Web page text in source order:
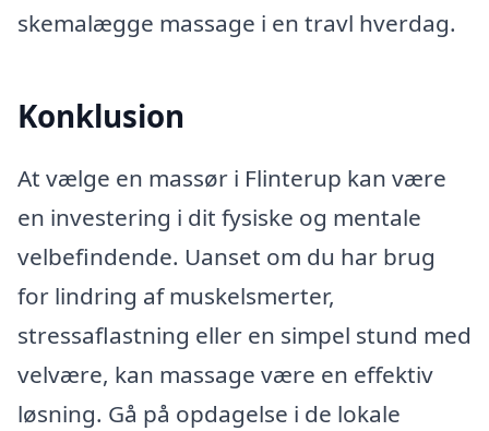
skemalægge massage i en travl hverdag.
Konklusion
At vælge en massør i Flinterup kan være
en investering i dit fysiske og mentale
velbefindende. Uanset om du har brug
for lindring af muskelsmerter,
stressaflastning eller en simpel stund med
velvære, kan massage være en effektiv
løsning. Gå på opdagelse i de lokale